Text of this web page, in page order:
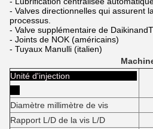
- Valves directionnelles qui assurent
processus.
- Valve supplémentaire de
- Joints de NOK (américains)
- Tuyaux Manulli (italien)
Unité d'injection
Diamètre millimètre de vis
Rapport L/D de la vis L/D